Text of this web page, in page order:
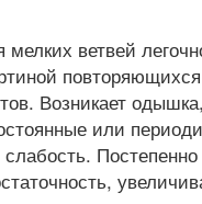
ветвей
Возникает
или
Постепенно